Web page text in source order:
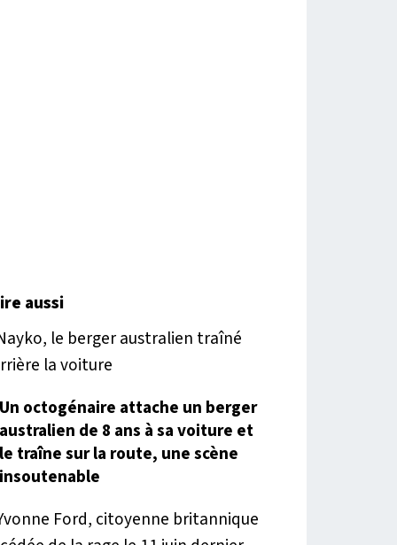
aussi
Un octogénaire attache un berger
australien de 8 ans à sa voiture et
le traîne sur la route, une scène
insoutenable